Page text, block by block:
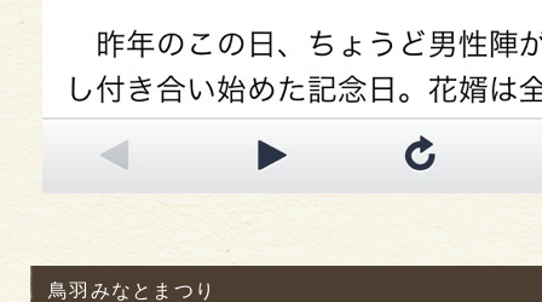
鳥羽みなとまつり